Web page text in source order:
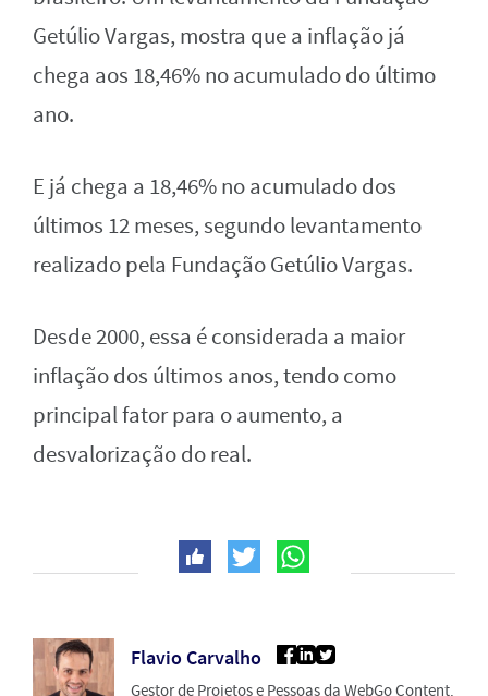
Getúlio Vargas, mostra que a inflação já
chega aos 18,46% no acumulado do último
ano.
E já chega a 18,46% no acumulado dos
últimos 12 meses, segundo levantamento
realizado pela Fundação Getúlio Vargas.
Desde 2000, essa é considerada a maior
inflação dos últimos anos, tendo como
principal fator para o aumento, a
desvalorização do real.
Flavio Carvalho
Gestor de Projetos e Pessoas da WebGo Content.